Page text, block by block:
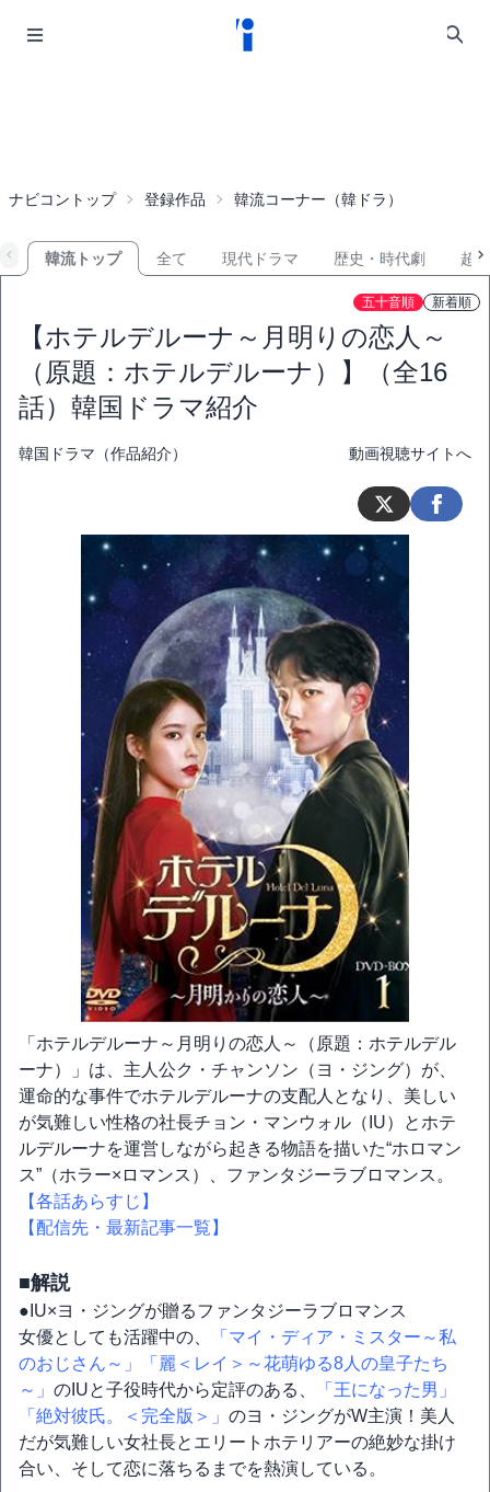
ナビコントップ 登録作品 韓流コーナー（韓ドラ）
韓流トップ 全て 現代ドラマ 歴史・時代劇 超
五十音順 新着順
【ホテルデルーナ～月明りの恋人～
（原題：ホテルデルーナ）】（全16
話）韓国ドラマ紹介
韓国ドラマ（作品紹介） 動画視聴サイトへ
「ホテルデルーナ～月明りの恋人～（原題：ホテルデル
ーナ）」は、主人公ク・チャンソン（ヨ・ジング）が、
運命的な事件でホテルデルーナの支配人となり、美しい
が気難しい性格の社長チョン・マンウォル（IU）とホテ
ルデルーナを運営しながら起きる物語を描いた“ホロマン
ス”（ホラー×ロマンス）、ファンタジーラブロマンス。
【各話あらすじ】
【配信先・最新記事一覧】
■解説
●IU×ヨ・ジングが贈るファンタジーラブロマンス
女優としても活躍中の、
「マイ・ディア・ミスター～私
のおじさん～」
「麗＜レイ＞～花萌ゆる8人の皇子たち
～」 のIUと子役時代から定評のある、
「王になった男」
「絶対彼氏。＜完全版＞」 のヨ・ジングがW主演！美人
だが気難しい女社長とエリートホテリアーの絶妙な掛け
合い、そして恋に落ちるまでを熱演している。